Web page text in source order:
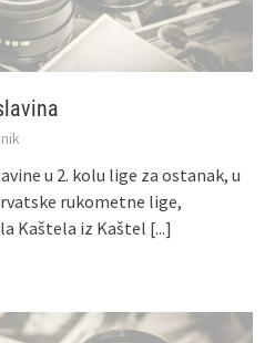
u 2. kolu lige za ostanak, u
rukometne lige,
Kaštela iz Kaštel [...]